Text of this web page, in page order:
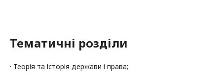
Тематичні розділи
· Теорія та історія держави і права;